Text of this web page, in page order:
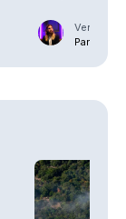
Vendredi
Par